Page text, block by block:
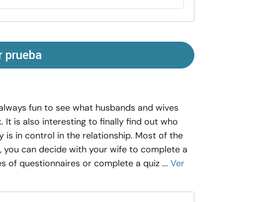
prueba
fun to see what husbands and wives
It is also interesting to finally find out who
is in control in the relationship. Most of the
you can decide with your wife to complete a
of questionnaires or complete a quiz ... Ver